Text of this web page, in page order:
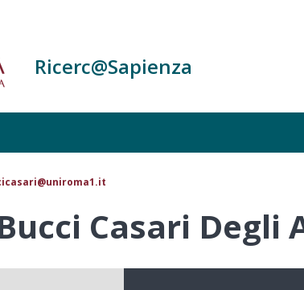
Ricerc@Sapienza
Casari